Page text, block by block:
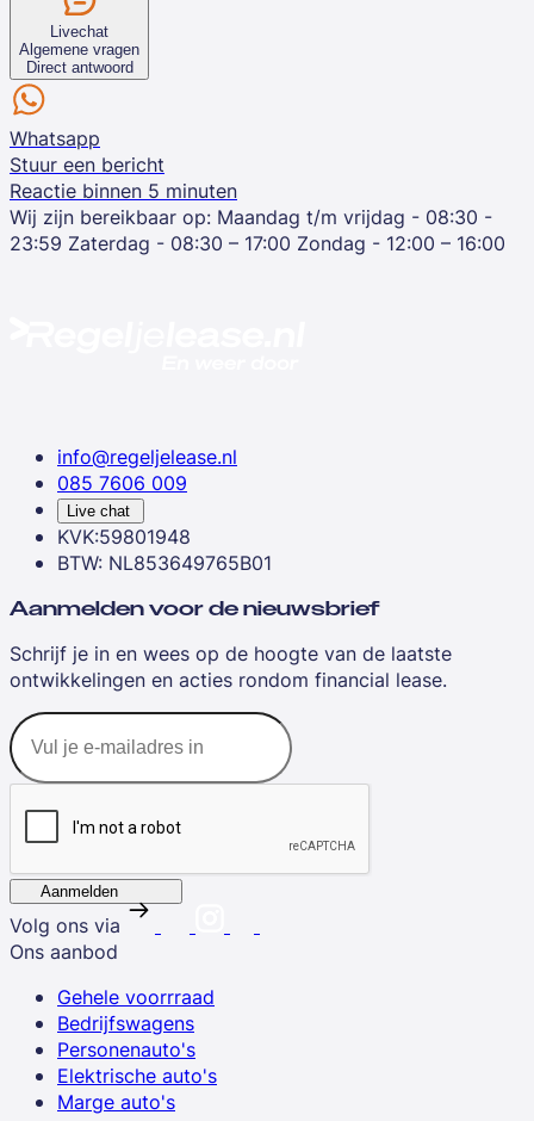
Livechat
Algemene vragen
Direct antwoord
Whatsapp
Stuur een bericht
Reactie binnen 5 minuten
Wij zijn bereikbaar op: Maandag t/m vrijdag - 08:30 -
23:59 Zaterdag - 08:30 – 17:00 Zondag - 12:00 – 16:00
info@regeljelease.nl
085 7606 009
Live chat
KVK:59801948
BTW: NL853649765B01
Aanmelden voor de nieuwsbrief
Schrijf je in en wees op de hoogte van de laatste
ontwikkelingen en acties rondom financial lease.
Aanmelden
Volg ons via
Ons aanbod
Gehele voorrraad
Bedrijfswagens
Personenauto's
Elektrische auto's
Marge auto's